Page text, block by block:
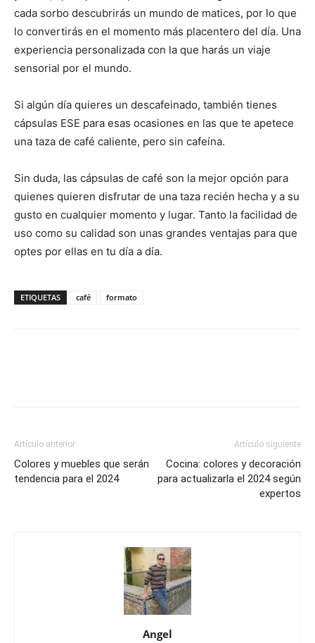
cada sorbo descubrirás un mundo de matices, por lo que
lo convertirás en el momento más placentero del día. Una
experiencia personalizada con la que harás un viaje
sensorial por el mundo.
Si algún día quieres un descafeinado, también tienes
cápsulas ESE para esas ocasiones en las que te apetece
una taza de café caliente, pero sin cafeína.
Sin duda, las cápsulas de café son la mejor opción para
quienes quieren disfrutar de una taza recién hecha y a su
gusto en cualquier momento y lugar. Tanto la facilidad de
uso como su calidad son unas grandes ventajas para que
optes por ellas en tu día a día.
ETIQUETAS café formato
Artículo anterior
Colores y muebles que serán
tendencia para el 2024
Artículo siguiente
Cocina: colores y decoración
para actualizarla el 2024 según
expertos
Angel